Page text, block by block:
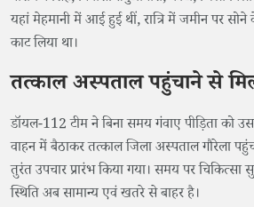
यहां मेहमानी में आई हुई थीं, रात्रि में जमीन पर सोने
काट लिया था।
तत्काल अस्पताल पहुंचाने से
डॉयल-112 टीम ने बिना समय गंवाए पीड़िता को
वाहन में बैठाकर तत्काल जिला अस्पताल गौरेला
तुरंत उपचार प्रारंभ किया गया। समय पर चिकित्सा
स्थिति अब सामान्य एवं खतरे से बाहर है।